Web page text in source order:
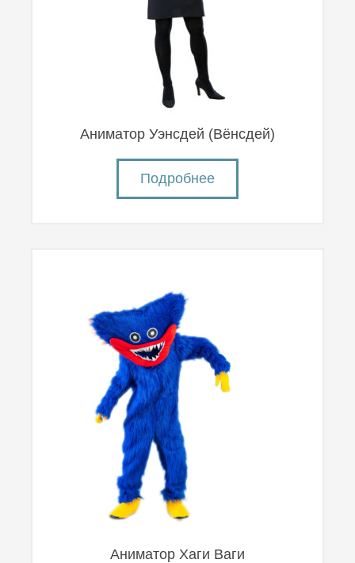
Аниматор Уэнсдей (Вëнсдей)
Подробнее
Аниматор Хаги Ваги